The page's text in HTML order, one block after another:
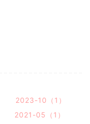
2023-10（1）
2021-05（1）